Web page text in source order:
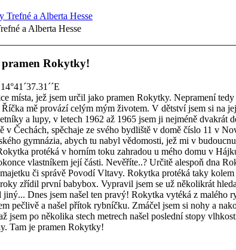
a Alberta Hesse
pramen Rokytky!
místa, jež jsem určil jako pramen Rokytky. Nepramení
mě provází celým mým životem. V dětství jsem si na
a lupy, v letech 1962 až 1965 jsem ji nejméně dvakrát
v Čechách, spěchaje ze svého bydliště v domě číslo 11 v
gymnázia, abych tu nabyl vědomosti, jež mi v
protéká v horním toku zahradou u mého domu v
vlastníkem její části. Nevěříte..? Určitě alespoň dna
či správě Povodí Vltavy. Rokytka protéká taky
zřídil první babybox. Vypravil jsem se už několikrát
jiný... Dnes jsem našel ten pravý! Rokytka vytéká z malého
pečlivě a našel přítok rybníčku. Zmáčel jsem si nohy a
jsem po několika stech metrech našel poslední stopy
Tam je pramen Rokytky!